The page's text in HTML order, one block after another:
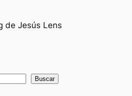
de Jesús Lens
Buscar